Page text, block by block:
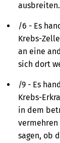
ausbreiten.
/6 - Es
Krebs-
an eine
sich dort
/9 - Es
Krebs-
in dem
sagen, ob